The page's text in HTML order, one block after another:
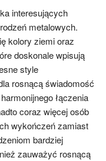
interesujących
metalowych.
kolory ziemi oraz
doskonale wpisują
style
rosnącą świadomość
łączenia
coraz więcej osób
wykończeń zamiast
bardziej
zauważyć rosnącą